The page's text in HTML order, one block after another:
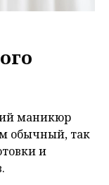
маникюр
обычный, так
и